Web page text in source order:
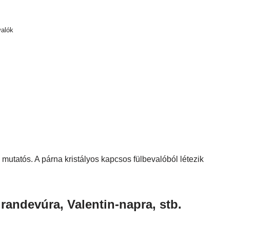
A párna kristályos kapcsos fülbevalóból létezik
Valentin-napra, stb.